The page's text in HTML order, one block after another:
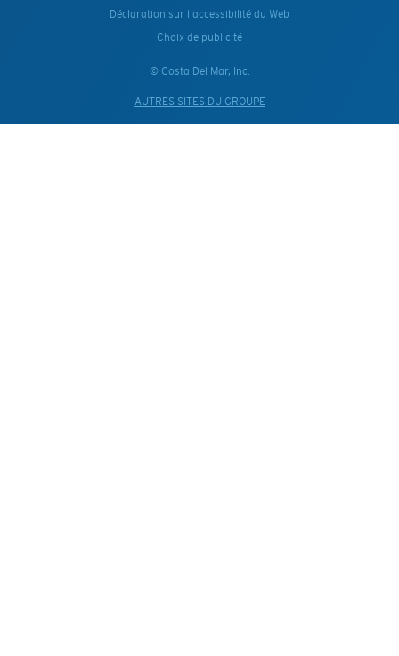
Déclaration sur l'accessibilité du Web
Choix de publicité
© Costa Del Mar, Inc.
AUTRES SITES DU GROUPE